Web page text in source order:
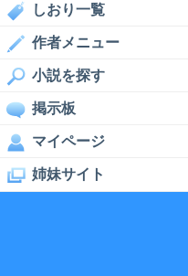
しおり一覧
作者メニュー
小説を探す
掲示板
マイページ
姉妹サイト